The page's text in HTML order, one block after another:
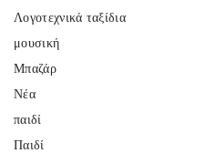
Λογοτεχνικά ταξίδια
μουσική
Μπαζάρ
Νέα
παιδί
Παιδί